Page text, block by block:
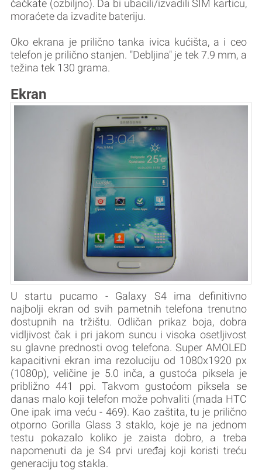
čačkate (ozbiljno). Da bi ubacili/izvadili SIM karticu,
moraćete da izvadite bateriju.
Oko ekrana je prilično tanka ivica kućišta, a i ceo
telefon je prilično stanjen. "Debljina" je tek 7.9 mm, a
težina tek 130 grama.
Ekran
U startu pucamo - Galaxy S4 ima definitivno
najbolji ekran od svih pametnih telefona trenutno
dostupnih na tržištu. Odličan prikaz boja, dobra
vidljivost čak i pri jakom suncu i visoka osetljivost
su glavne prednosti ovog telefona. Super AMOLED
kapacitivni ekran ima rezoluciju od 1080x1920 px
(1080p), veličine je 5.0 inča, a gustoća piksela je
približno 441 ppi. Takvom gustoćom piksela se
danas malo koji telefon može pohvaliti (mada HTC
One ipak ima veću - 469). Kao zaštita, tu je prilično
otporno Gorilla Glass 3 staklo, koje je na jednom
testu pokazalo koliko je zaista dobro, a treba
napomenuti da je S4 prvi uređaj koji koristi treću
generaciju tog stakla.